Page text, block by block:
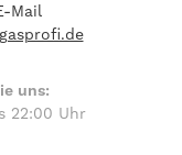
Mail
uns:
22:00 Uhr